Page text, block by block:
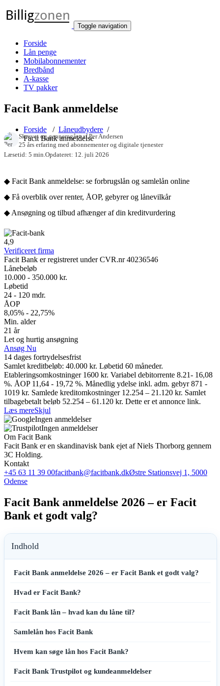
Toggle navigation
Forside
Lån penge
Mobilabonnementer
Bredbånd
A-kasse
TV pakker
Facit Bank anmeldelse
Forside / Låneudbydere /
Facit Bank anmeldelse
Skrevet og gennemgået afPer Andersen
25 års erfaring med abonnementer og digitale tjenester
Læsetid: 5 min. Opdateret: 12. juli 2026
◆ Facit Bank anmeldelse: se forbrugslån og samlelån online
◆ Få overblik over renter, ÅOP, gebyrer og lånevilkår
◆ Ansøgning og tilbud afhænger af din kreditvurdering
4,9
Verificeret firma
Facit Bank er registreret under CVR.nr 40236546
Lånebeløb
10.000 - 350.000 kr.
Løbetid
24 - 120 mdr.
ÅOP
8,05% - 22,75%
Min. alder
21 år
Let og hurtig ansøgning
Ansøg Nu
14 dages fortrydelsesfrist
Samlet kreditbeløb: 40.000 kr. Løbetid 60 måneder.
Etableringsomkostninger 1600 kr. Variabel debitorrente 8.21- 16,08
%. ÅOP 11,64 - 19,72 %. Månedlig ydelse inkl. adm. gebyr 871 -
1019 kr. Samlede kreditomkostninger 12.254 – 21.120 kr. Samlet
tilbagebetalt beløb 52.254 – 61.120 kr. Dette er et annonce link.
Læs mereSkjul
Ingen anmeldelser
Ingen anmeldelser
Om Facit Bank
Facit Bank er en skandinavisk bank ejet af Niels Thorborg gennem
3C Holding.
Kontakt
+45 63 11 39 00facitbank@facitbank.dkØstre Stationsvej 1, 5000
Odense
Facit Bank anmeldelse 2026 – er Facit
Bank et godt valg?
Indhold
Facit Bank anmeldelse 2026 – er Facit Bank et godt valg?
Hvad er Facit Bank?
Facit Bank lån – hvad kan du låne til?
Samlelån hos Facit Bank
Hvem kan søge lån hos Facit Bank?
Facit Bank Trustpilot og kundeanmeldelser